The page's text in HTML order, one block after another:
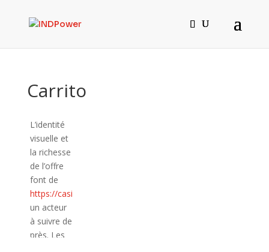
Carrito
L’identité
visuelle et
la richesse
de l’offre
font de
https://casinolucky8.fr
un acteur
à suivre de
près. Les